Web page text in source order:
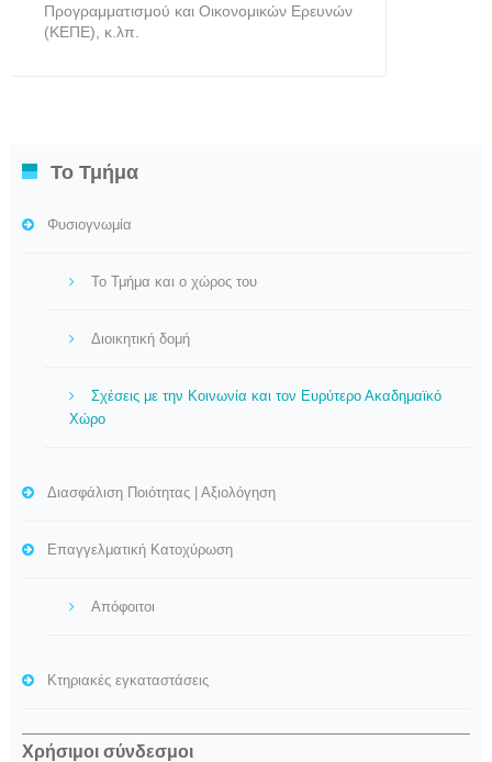
Προγραμματισμού και Οικονομικών Ερευνών
(ΚΕΠΕ), κ.λπ.
Το Τμήμα
Φυσιογνωμία
Το Τμήμα και ο χώρος του
Διοικητική δομή
Σχέσεις με την Κοινωνία και τον Ευρύτερο Ακαδημαϊκό
Χώρο
Διασφάλιση Ποιότητας | Αξιολόγηση
Επαγγελματική Κατοχύρωση
Απόφοιτοι
Κτηριακές εγκαταστάσεις
Χρήσιμοι σύνδεσμοι